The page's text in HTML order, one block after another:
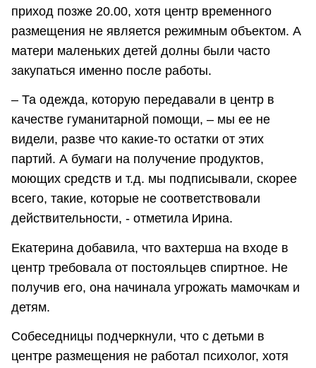
приход позже 20.00, хотя центр временного
размещения не является режимным объектом. А
матери маленьких детей долны были часто
закупаться именно после работы.
– Та одежда, которую передавали в центр в
качестве гуманитарной помощи, – мы ее не
видели, разве что какие-то остатки от этих
партий. А бумаги на получение продуктов,
моющих средств и т.д. мы подписывали, скорее
всего, такие, которые не соответствовали
действительности, - отметила Ирина.
Екатерина добавила, что вахтерша на входе в
центр требовала от постояльцев спиртное. Не
получив его, она начинала угрожать мамочкам и
детям.
Собеседницы подчеркнули, что с детьми в
центре размещения не работал психолог, хотя